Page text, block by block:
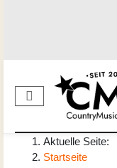
Aktuelle Seite:
Startseite